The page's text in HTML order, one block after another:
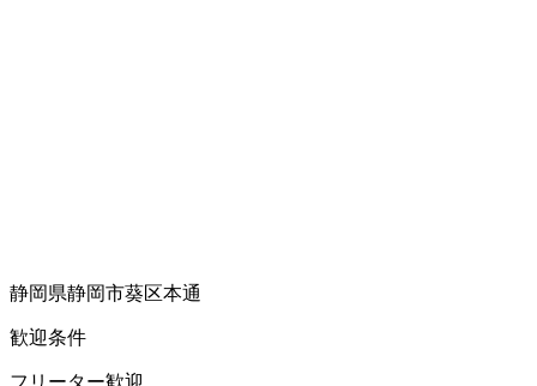
静岡県静岡市葵区本通
歓迎条件
フリーター歓迎